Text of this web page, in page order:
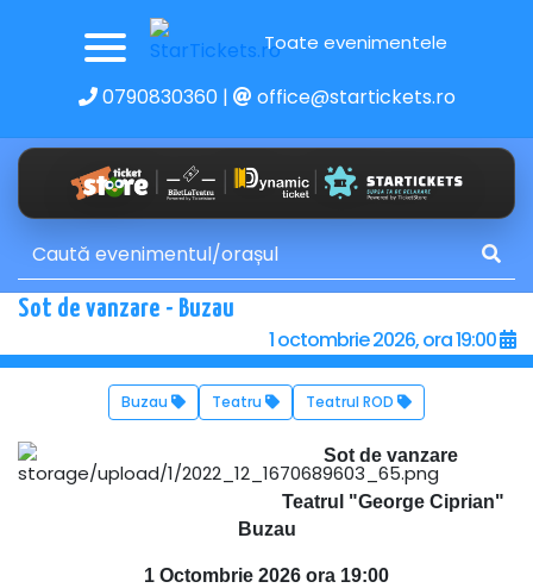
Toate evenimentele
0790830360| office@startickets.ro
Sot de vanzare - Buzau
1 octombrie 2026, ora 19:00
Buzau Teatru Teatrul ROD
Sot de vanzare
Teatrul "George Ciprian"
Buzau
1 Octombrie 2026 ora 19:00